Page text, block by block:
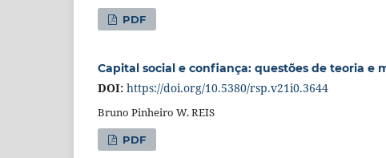
PDF
Capital social e confiança: questões de teoria e
DOI: https://doi.org/10.5380/rsp.v21i0.3644
Bruno Pinheiro W. REIS
PDF